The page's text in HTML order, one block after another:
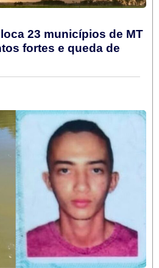
23 municípios de MT
fortes e queda de